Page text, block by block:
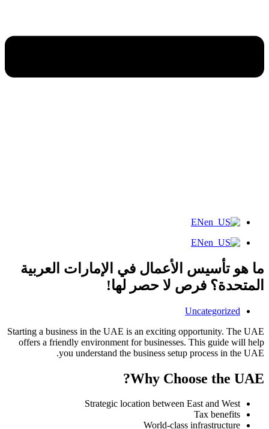
EN
EN
ما هو تأسيس الأعمال في الإمارات العربية
المتحدة؟ فرص لا حصر لها!
Uncategorized
Starting a business in the UAE is an exciting opportunity. The UAE
offers a friendly environment for businesses. This guide will help
you understand the business setup process in the UAE.
Why Choose the UAE?
Strategic location between East and West
Tax benefits
World-class infrastructure